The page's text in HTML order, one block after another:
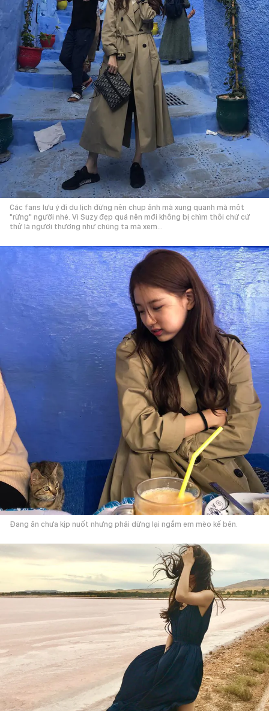
Các fans lưu ý đi du lịch đừng nên chụp ảnh mà xung quanh mà một
"rừng" người nhé. Vì Suzy đẹp quá nên mới không bị chìm thôi chứ cứ
thử là người thường như chúng ta mà xem...
Đang ăn chưa kịp nuốt nhưng phải dừng lại ngắm em mèo kế bên.